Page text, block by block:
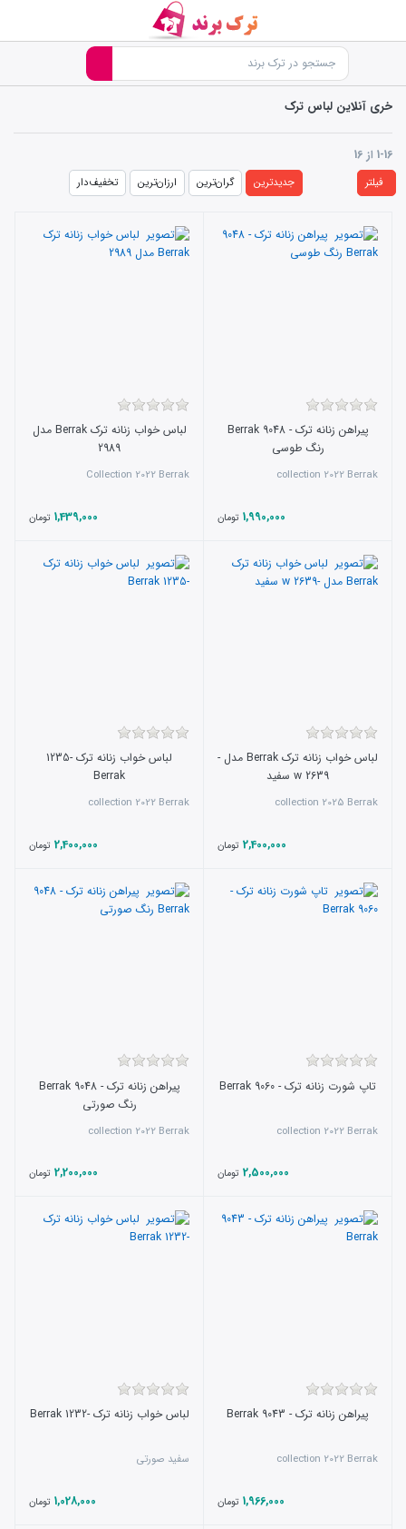
خری آنلاین لباس ترک
1-16 از 16
فیلتر جدیدترین گران‌ترین ارزان‌ترین تخفیف‌دار
پیراهن زنانه ترک - 9048 Berrak
رنگ طوسی
collection 2022 Berrak
1,990,000 تومان
لباس خواب زنانه ترک Berrak مدل
2989
Collection 2022 Berrak
1,439,000 تومان
لباس خواب زنانه ترک Berrak مدل -
w 2639 سفید
collection 2025 Berrak
2,400,000 تومان
لباس خواب زنانه ترک -1235
Berrak
collection 2022 Berrak
2,400,000 تومان
تاپ شورت زنانه ترک - 9060 Berrak
collection 2022 Berrak
2,500,000 تومان
پیراهن زنانه ترک - 9048 Berrak
رنگ صورتی
collection 2022 Berrak
2,200,000 تومان
پیراهن زنانه ترک - 9043 Berrak
collection 2022 Berrak
1,966,000 تومان
لباس خواب زنانه ترک -1232 Berrak
سفید صورتی
1,028,000 تومان